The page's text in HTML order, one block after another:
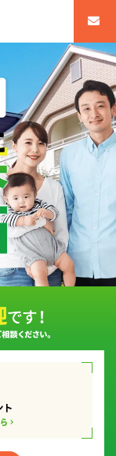
（全国対応）
ト